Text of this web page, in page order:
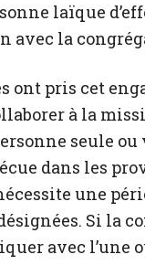
laïque
avec la
ont pris cet
à la
seule
dans les
une
Si la
avec l’une